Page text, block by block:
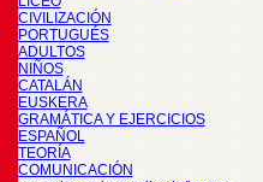
CIVILIZACIÓN
PORTUGUÉS
ADULTOS
NIÑOS
CATALÁN
EUSKERA
GRAMÁTICA Y EJERCICIOS
ESPAÑOL
TEORÍA
COMUNICACIÓN